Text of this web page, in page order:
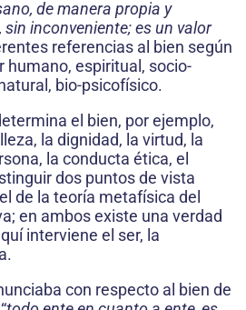
de manera propia y
incon­veniente; es un valor
referencias al bien según
humano, espiritual, socio-
bio-psicofísico.
el bien, por ejemplo,
la dignidad, la virtud, la
la conducta ética, el
dos puntos de vista
de la teoría metafísica del
en ambos existe una verdad
interviene el ser, la
con respecto al bien de